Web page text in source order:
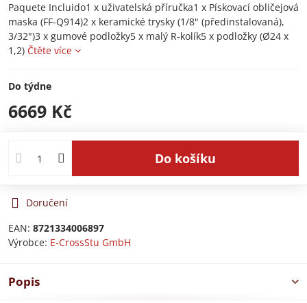
Paquete Incluido1 x uživatelská příručka1 x Pískovací obličejová
maska (FF-Q914)2 x keramické trysky (1/8" (předinstalovaná),
3/32")3 x gumové podložky5 x malý R-kolík5 x podložky (Ø24 x
1,2) Čtěte více
Do týdne
6669 Kč
Do košíku
Doručení
EAN: 8721334006897
Výrobce: E-CrossStu GmbH​
Popis